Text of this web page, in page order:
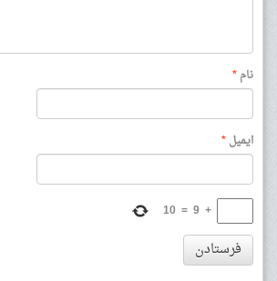
نام*
ایمیل*
+
9
=
10
فرستادن